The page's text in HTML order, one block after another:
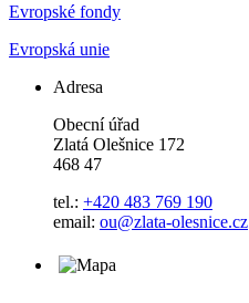
Evropské fondy
Evropská unie
Adresa
Obecní úřad
Zlatá Olešnice 172
468 47
tel.: +420 483 769 190
email: ou@zlata-olesnice.cz